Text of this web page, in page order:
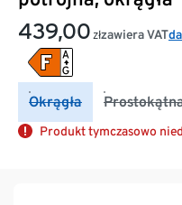
439,00 złzawiera VAT
Okrągła
Produkt tymczasowo